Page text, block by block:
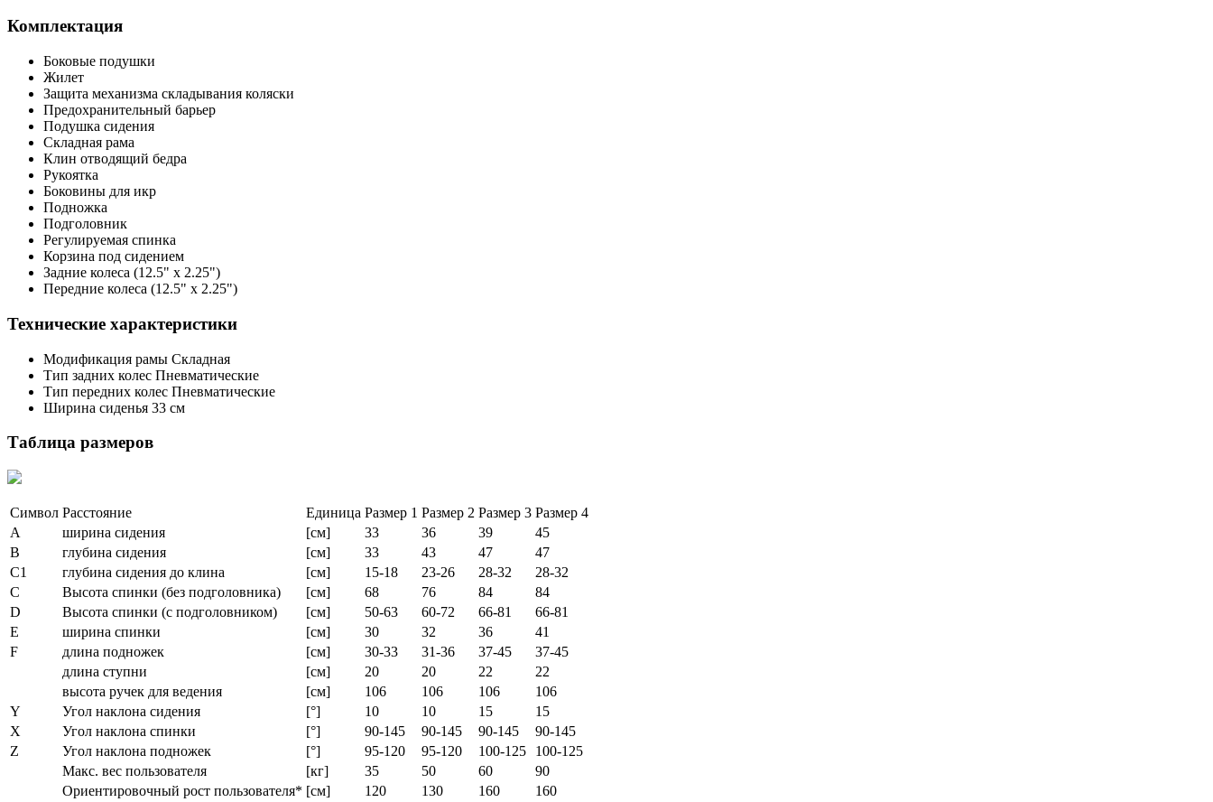
Комплектация
Боковые подушки
Жилет
Защита механизма складывания коляски
Предохранительный барьер
Подушка сидения
Складная рама
Клин отводящий бедра
Рукоятка
Боковины для икр
Подножка
Подголовник
Регулируемая спинка
Корзина под сидением
Задние колеса (12.5" x 2.25")
Передние колеса (12.5" x 2.25")
Технические характеристики
Модификация рамы Складная
Тип задних колес Пневматические
Тип передних колес Пневматические
Ширина сиденья 33 см
Таблица размеров
Символ Расстояние Единица Размер 1 Размер 2 Размер 3 Размер 4
A
ширина сидения [см] 33 36 39
45
B
глубина сидения [см] 33 43 47
47
C1
глубина сидения до клина [см] 15-18 23-26 28-32
28-32
C
Высота спинки (без подголовника) [см] 68 76 84
84
D
Высота спинки (с подголовником) [см] 50-63 60-72 66-81
66-81
E
ширина спинки [см] 30 32 36
41
F
длина подножек [см] 30-33 31-36 37-45
37-45
длина ступни
[см] 20 20 22
22
высота ручек для ведения
[см] 106 106 106
106
Y
Угол наклона сидения [°] 10 10 15
15
X
Угол наклона спинки [°] 90-145 90-145 90-145
90-145
Z
Угол наклона подножек [°] 95-120 95-120 100-125
100-125
Макс. вес пользователя
[кг] 35 50 60
90
Ориентировочный рост пользователя* [см] 120 130 160 160